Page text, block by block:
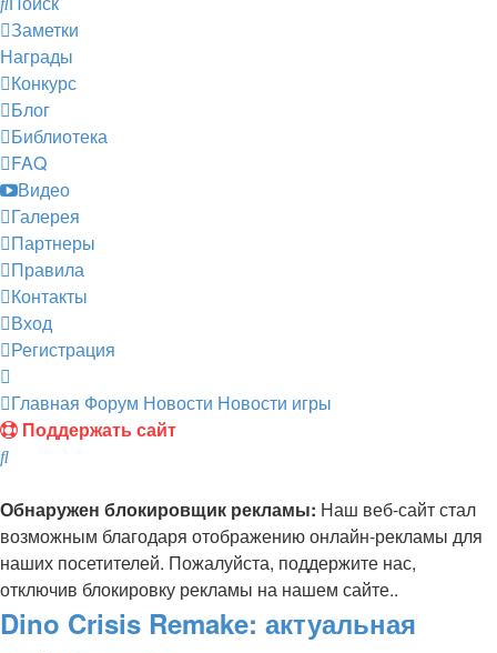
Заметки
Награды
Конкурс
Блог
Библиотека
FAQ
Видео
Галерея
Партнеры
Правила
Контакты
Вход
Регистрация
Главная Форум Новости Новости игры
Поддержать сайт
Поиск
Обнаружен блокировщик рекламы: Наш веб-сайт стал
возможным благодаря отображению онлайн-рекламы для
наших посетителей. Пожалуйста, поддержите нас,
отключив блокировку рекламы на нашем сайте..
Dino Crisis Remake: актуальная